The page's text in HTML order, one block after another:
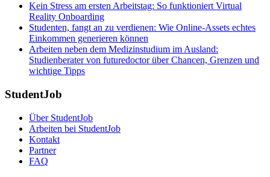
Kein Stress am ersten Arbeitstag: So funktioniert Virtual
Reality Onboarding
Studenten, fangt an zu verdienen: Wie Online-Assets echtes
Einkommen generieren können
Arbeiten neben dem Medizinstudium im Ausland:
Studienberater von futuredoctor über Chancen, Grenzen und
wichtige Tipps
StudentJob
Über StudentJob
Arbeiten bei StudentJob
Kontakt
Partner
FAQ